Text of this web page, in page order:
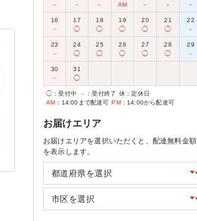
－
－
－
AM
－
－
－
16
－
17
◯
18
◯
19
◯
20
◯
21
◯
22
－
23
－
24
◯
25
◯
26
◯
27
◯
28
◯
29
－
30
－
31
◯
◯ ：受付中 － ：受付終了 休 ：定休日
AM ：14:00まで配達可 PM：14:00から配達可
お届けエリア
お届けエリアを選択いただくと、配達無料金額
を表示します。